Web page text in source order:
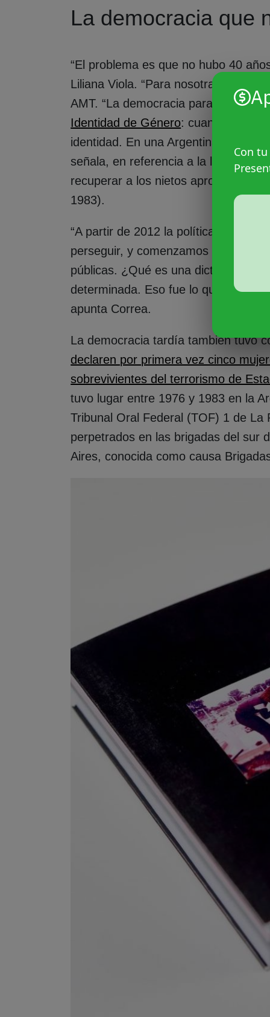
Con
La democracia que
“El problema es que no hubo 40
Liliana Viola. “Para nosotras no”,
AMT. “La democracia para nosotras
Identidad de Género: cuando el
identidad. En una Argentina donde
señala, en referencia a la lucha que
recuperar a los nietos apropiados
1983).
“A partir de 2012 la política pública
perseguir, y comenzamos a pensar
públicas. ¿Qué es una dictadura?
determinada. Eso fue lo que
apunta Correa.
La democracia tardía también tuvo
declaren por primera vez cinco
sobrevivientes del terrorismo de
tuvo lugar entre 1976 y 1983 en la
Tribunal Oral Federal (TOF) 1 de La
perpetrados en las brigadas del sur
Aires, conocida como causa